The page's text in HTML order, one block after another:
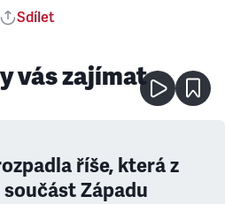
Sdílet
vás zajímat
říše, která z
Západu